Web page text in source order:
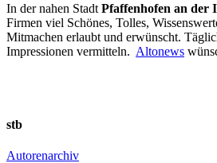
In der nahen Stadt Pfaffenhofen an der
Firmen viel Schönes, Tolles,
Mitmachen erlaubt und erwünscht.
Impressionen vermitteln. Altonews
stb
Autorenarchiv